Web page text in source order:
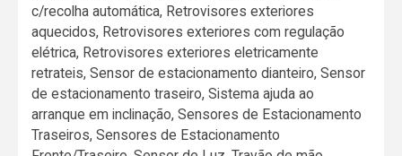
c/recolha automática, Retrovisores exteriores
aquecidos, Retrovisores exteriores com regulação
elétrica, Retrovisores exteriores eletricamente
retrateis, Sensor de estacionamento dianteiro, Sensor
de estacionamento traseiro, Sistema ajuda ao
arranque em inclinação, Sensores de Estacionamento
Traseiros, Sensores de Estacionamento